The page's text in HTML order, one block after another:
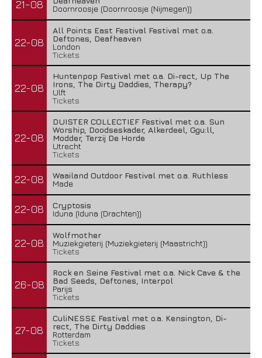
21-08
Doornroosje (Doornroosje (Nijmegen))
22-08
All Points East Festival Festival met o.a.
Deftones, Deafheaven
London
Tickets
22-08
Huntenpop Festival met o.a. Di-rect, Up The
Irons, The Dirty Daddies, Therapy?
Ulft
Tickets
22-08
DUISTER COLLECTIEF Festival met o.a. Sun
Worship, Doodseskader, Alkerdeel, Ggu:ll,
Modder, Terzij De Horde
Utrecht
Tickets
22-08
Waailand Outdoor Festival met o.a. Ruthless
Made
22-08
Cryptosis
Iduna (Iduna (Drachten))
22-08
Wolfmother
Muziekgieterij (Muziekgieterij (Maastricht))
Tickets
26-08
Rock en Seine Festival met o.a. Nick Cave & the
Bad Seeds, Deftones, Interpol
Parijs
Tickets
27-08
CuliNESSE Festival met o.a. Kensington, Di-
rect, The Dirty Daddies
Rotterdam
Tickets